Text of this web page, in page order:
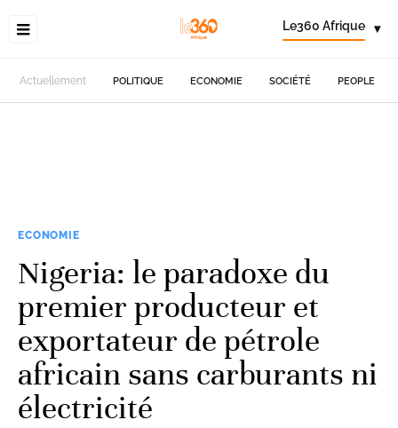
Le360 Afrique ▾
Actuellement POLITIQUE ECONOMIE SOCIÉTÉ PEOPLE
ECONOMIE
Nigeria: le paradoxe du
premier producteur et
exportateur de pétrole
africain sans carburants ni
électricité